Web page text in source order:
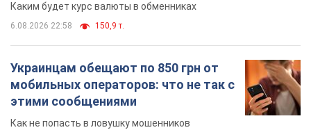
Каким будет курс валюты в обменниках
6.08.2026 22:58 150,9 т.
Украинцам обещают по 850 грн от
мобильных операторов: что не так с
этими сообщениями
Как не попасть в ловушку мошенников